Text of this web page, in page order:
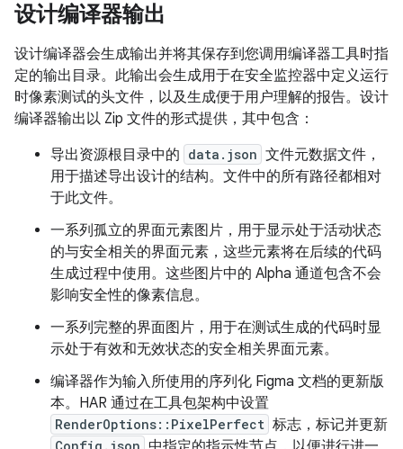
设计编译器输出
设计编译器会生成输出并将其保存到您调用编译器工具时指
定的输出目录。此输出会生成用于在安全监控器中定义运行
时像素测试的头文件，以及生成便于用户理解的报告。设计
编译器输出以 Zip 文件的形式提供，其中包含：
导出资源根目录中的 data.json 文件元数据文件，
用于描述导出设计的结构。文件中的所有路径都相对
于此文件。
一系列孤立的界面元素图片，用于显示处于活动状态
的与安全相关的界面元素，这些元素将在后续的代码
生成过程中使用。这些图片中的 Alpha 通道包含不会
影响安全性的像素信息。
一系列完整的界面图片，用于在测试生成的代码时显
示处于有效和无效状态的安全相关界面元素。
编译器作为输入所使用的序列化 Figma 文档的更新版
本。HAR 通过在工具包架构中设置
RenderOptions::PixelPerfect 标志，标记并更新